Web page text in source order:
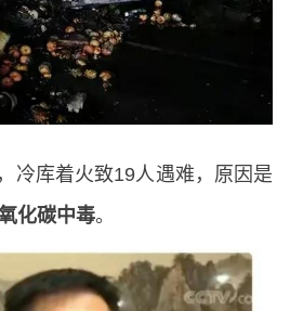
库着火致19人遇难，原因是
化碳中毒。